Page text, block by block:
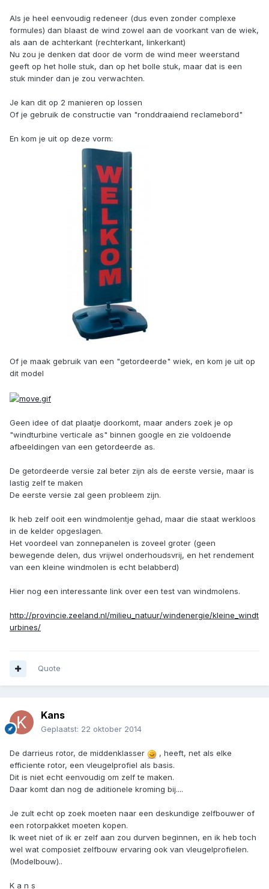
Als je heel eenvoudig redeneer (dus even zonder complexe
formules) dan blaast de wind zowel aan de voorkant van de wiek,
als aan de achterkant (rechterkant, linkerkant)
Nu zou je denken dat door de vorm de wind meer weerstand
geeft op het holle stuk, dan op het bolle stuk, maar dat is een
stuk minder dan je zou verwachten.
Je kan dit op 2 manieren op lossen
Of je gebruik de constructie van "ronddraaiend reclamebord"
En kom je uit op deze vorm:
Of je maak gebruik van een "getordeerde" wiek, en kom je uit op
dit model
Geen idee of dat plaatje doorkomt, maar anders zoek je op
"windturbine verticale as" binnen google en zie voldoende
afbeeldingen van een getordeerde as.
De getordeerde versie zal beter zijn als de eerste versie, maar is
lastig zelf te maken
De eerste versie zal geen probleem zijn.
Ik heb zelf ooit een windmolentje gehad, maar die staat werkloos
in de kelder opgeslagen.
Het voordeel van zonnepanelen is zoveel groter (geen
bewegende delen, dus vrijwel onderhoudsvrij, en het rendement
van een kleine windmolen is echt belabberd)
Hier nog een interessante link over een test van windmolens.
http://provincie.zeeland.nl/milieu_natuur/windenergie/kleine_windt
urbines/
Quote
Kans
Geplaatst: 22 oktober 2014
De darrieus rotor, de middenklasser
, heeft, net als elke
efficiente rotor, een vleugelprofiel als basis.
Dit is niet echt eenvoudig om zelf te maken.
Daar komt dan nog de aditionele kroming bij....
Je zult echt op zoek moeten naar een deskundige zelfbouwer of
een rotorpakket moeten kopen.
Ik weet niet of ik er zelf aan zou durven beginnen, en ik heb toch
wel wat composiet zelfbouw ervaring ook van vleugelprofielen.
(Modelbouw)..
K a n s